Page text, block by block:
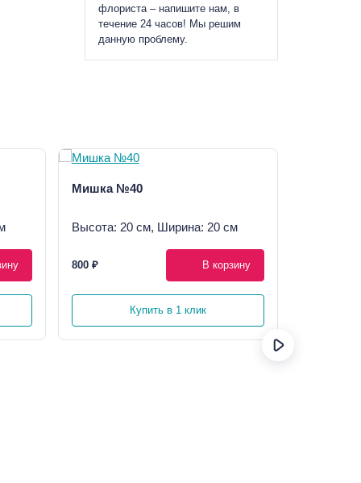
флориста – напишите нам, в
течение 24 часов! Мы решим
данную проблему.
Мишка №40
Высота: 20 см, Ширина: 20 см
800 ₽ В корзину
Купить в 1 клик